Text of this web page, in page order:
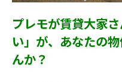
プレモが賃貸大家
い」が、あなたの
んか？